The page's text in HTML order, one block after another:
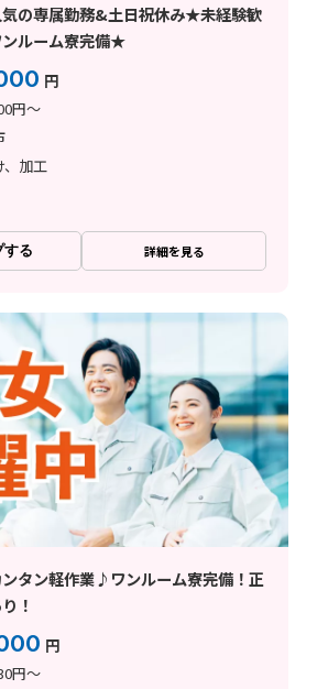
気の専属勤務&土日祝休み★未経験歓
ルーム寮完備★
円
円～
、加工
する 詳細を見る
ンタン軽作業♪ワンルーム寮完備！正
！
円
円～